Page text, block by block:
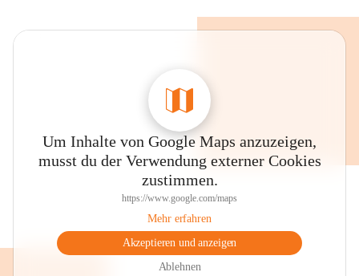
Um Inhalte von Google Maps anzuzeigen,
musst du der Verwendung externer Cookies
zustimmen.
https://www.google.com/maps
Mehr erfahren
Akzeptieren und anzeigen
Ablehnen